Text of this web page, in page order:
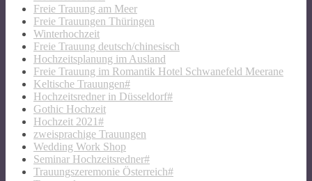
Freie Trauung am Meer
Freie Trauungen Thüringen
Winterhochzeit
Freie Trauung deutsch/chinesisch
Hochzeitsplanung im Ausland
Freie Trauung im Romantik Hotel Schwanefeld Meerane
Keltische Trauungen#
Hochzeitsredner in Düsseldorf#
Gothic Hochzeit
Hochzeit 2021#
zweisprachige Trauungen
Wedding Work Shop
Seminar Hochzeitsredner#
Trauungszeremonie Österreich#